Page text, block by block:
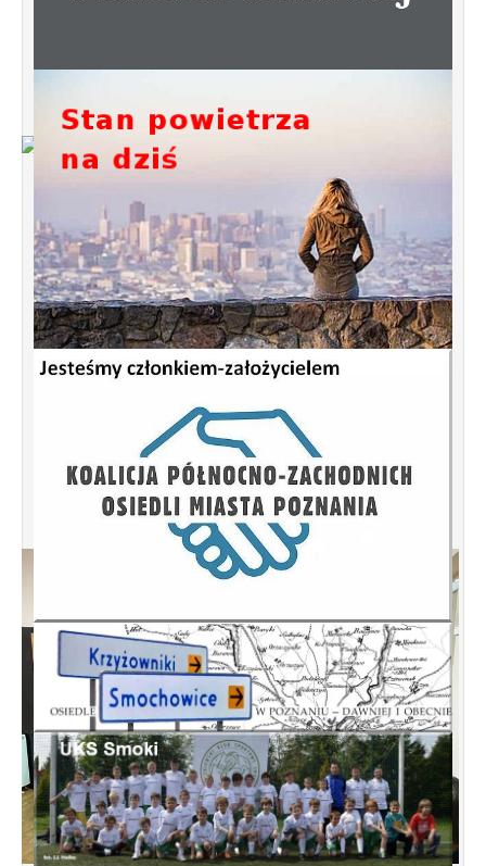
Od 1 stycznia 2023 roku zmiany w
funkcjonowaniu linii autobusowych
kursujących na Krzyżowniki-Smochowice